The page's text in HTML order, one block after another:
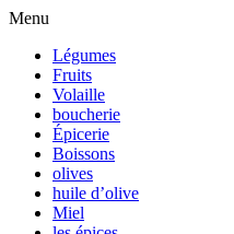
Menu
Légumes
Fruits
Volaille
boucherie
Épicerie
Boissons
olives
huile d’olive
Miel